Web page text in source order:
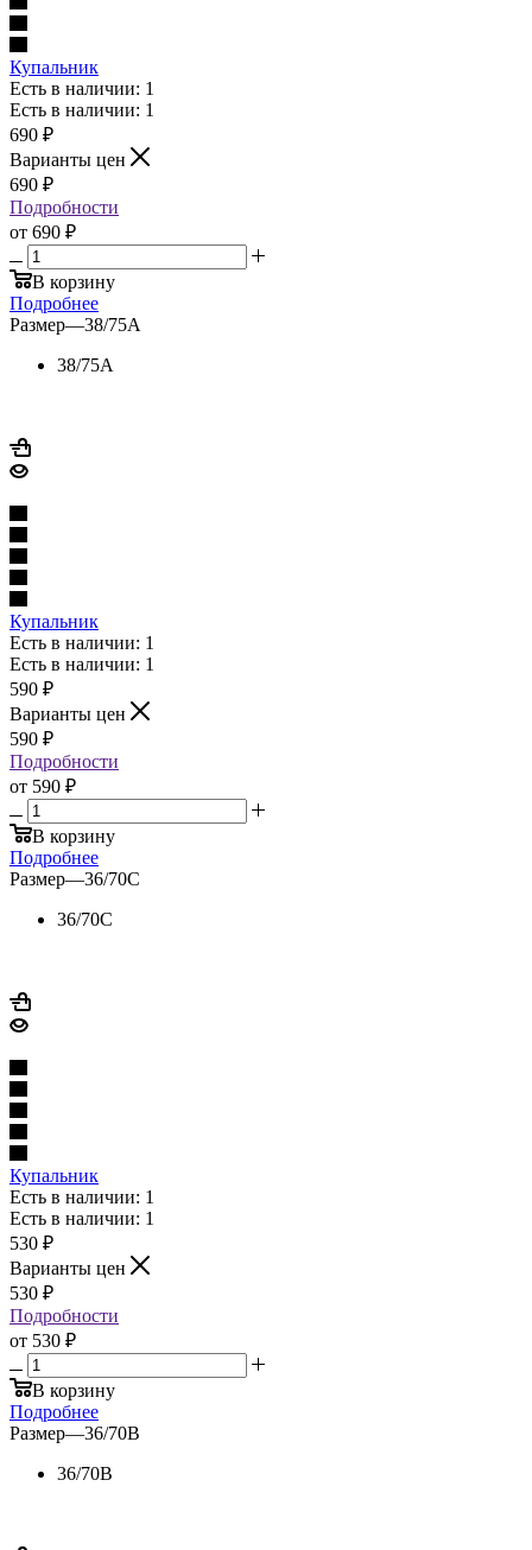
Купальник
Есть в наличии: 1
Есть в наличии: 1
690 ₽
Варианты цен
690 ₽
Подробности
от 690 ₽
В корзину
Подробнее
Размер—38/75A
38/75A
Купальник
Есть в наличии: 1
Есть в наличии: 1
590 ₽
Варианты цен
590 ₽
Подробности
от 590 ₽
В корзину
Подробнее
Размер—36/70C
36/70C
Купальник
Есть в наличии: 1
Есть в наличии: 1
530 ₽
Варианты цен
530 ₽
Подробности
от 530 ₽
В корзину
Подробнее
Размер—36/70B
36/70B